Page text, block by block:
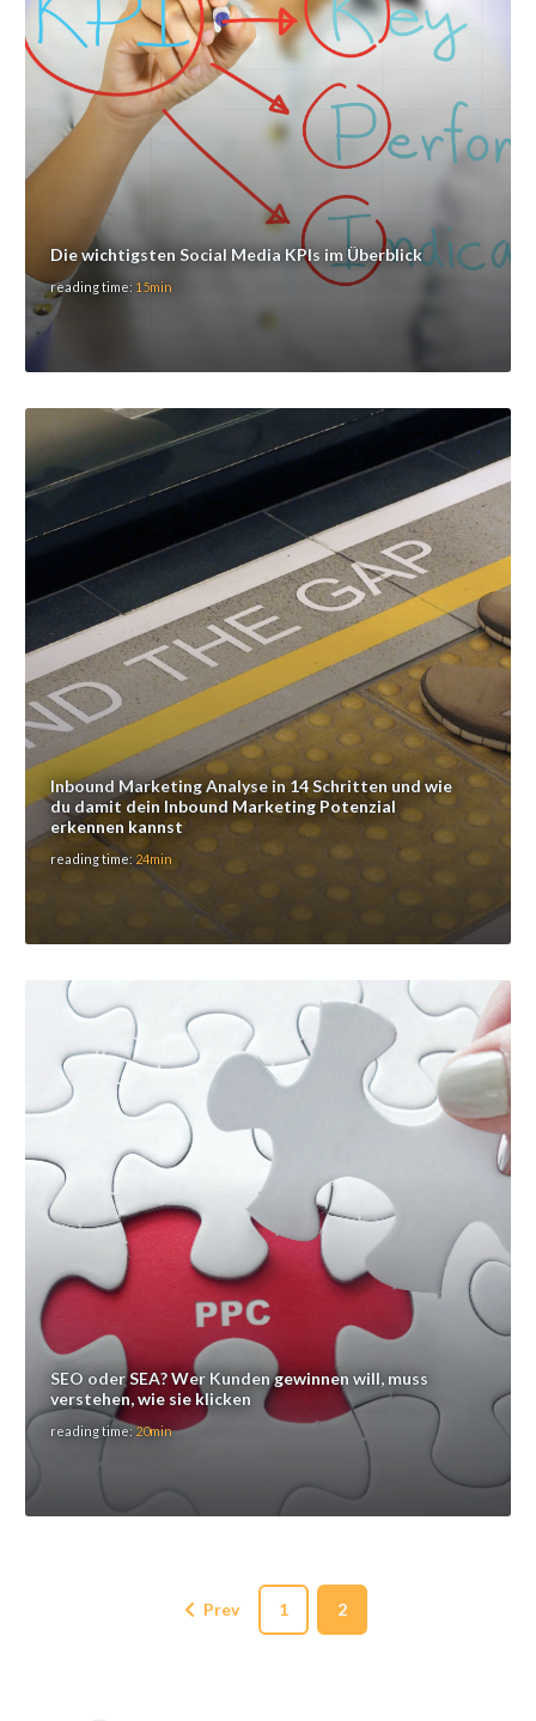
Die wichtigsten Social Media KPIs im Überblick
reading time: 15min
Inbound Marketing Analyse in 14 Schritten und wie
du damit dein Inbound Marketing Potenzial
erkennen kannst
reading time: 24min
SEO oder SEA? Wer Kunden gewinnen will, muss
verstehen, wie sie klicken
reading time:20min
Prev 1 2